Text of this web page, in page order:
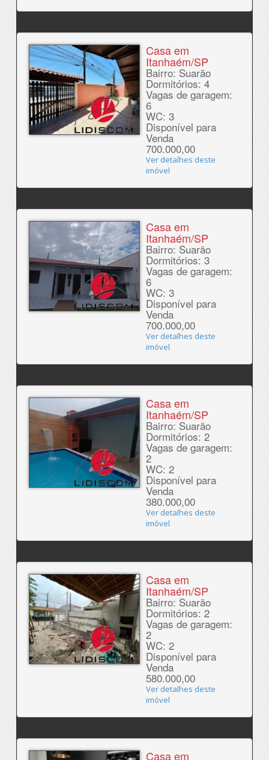
Casa em
Itanhaém/SP
Bairro: Suarão
Dormitórios: 4
Vagas de garagem:
6
WC: 3
Disponível para
Venda
700.000,00
Ver detalhes deste
imóvel
Casa em
Itanhaém/SP
Bairro: Suarão
Dormitórios: 3
Vagas de garagem:
6
WC: 3
Disponível para
Venda
700.000,00
Ver detalhes deste
imóvel
Casa em
Itanhaém/SP
Bairro: Suarão
Dormitórios: 2
Vagas de garagem:
2
WC: 2
Disponível para
Venda
380.000,00
Ver detalhes deste
imóvel
Casa em
Itanhaém/SP
Bairro: Suarão
Dormitórios: 2
Vagas de garagem:
2
WC: 2
Disponível para
Venda
580.000,00
Ver detalhes deste
imóvel
Casa em